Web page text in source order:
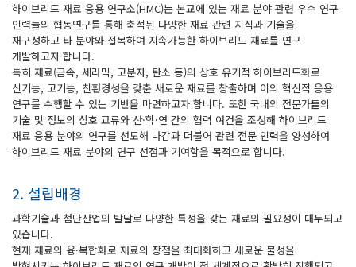
하이브리드 재료 응용 연구소(HMC)는 본교에 있는 재료 분야 관련 우수 연구
인력들의 협동연구를 통해 축적된 다양한 재료 관련 지식과 기술을
재구성하고 타 분야와 접목하여 지속가능한 하이브리드 재료를 연구
개발하고자 합니다.
특히 재료(금속, 세라믹, 고분자, 탄소 등)의 상호 유기적 하이브리드화로
신기능, 고기능, 친환경성을 갖춘 새로운 재료를 창출하며 이의 혁신적 응용
연구를 수행할 수 있는 기반을 마련하고자 합니다. 또한 국내외 전문가들의
기술 및 정보의 상호 교류와 산·학·연 간의 협력 여건을 조성해 하이브리드
재료 응용 분야의 연구를 선도해 나감과 더불어 관련 전문 인력을 양성하여
하이브리드 재료 분야의 연구 선점과 기여함을 목적으로 합니다.
2. 설립배경
과학기술과 첨단산업의 발달로 다양한 특성을 갖는 재료의 필요성이 대두되고
있습니다.
현재 재료의 융·복합화로 재료의 장점을 최대화하고 새로운 물성을